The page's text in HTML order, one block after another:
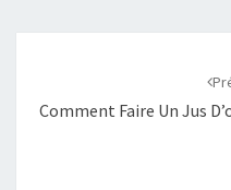
Comment Faire Un Jus